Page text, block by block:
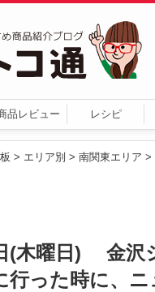
品レビュー レシピ
> エリア別 > 南関東エリア >
(木曜日) 金沢
行った時に、